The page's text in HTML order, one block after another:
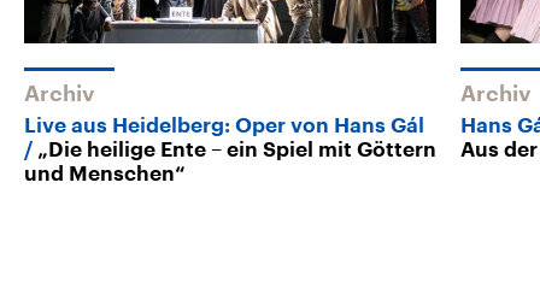
Archiv
Live aus Heidelberg: Oper von Hans Gál
„Die heilige Ente – ein Spiel mit Göttern
und Menschen“
Archiv
Hans
Aus